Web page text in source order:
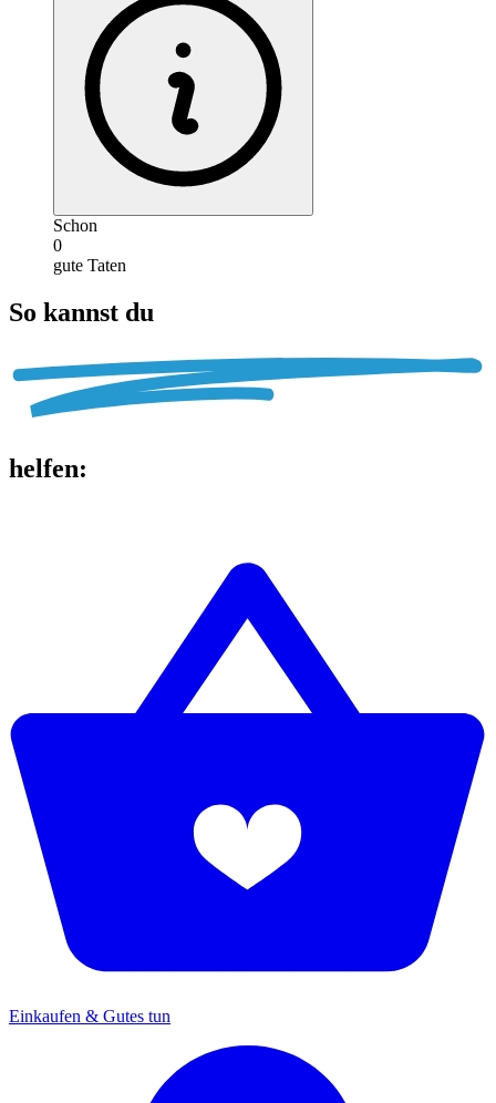
Schon
0
gute Taten
So kannst du
helfen:
Einkaufen & Gutes tun